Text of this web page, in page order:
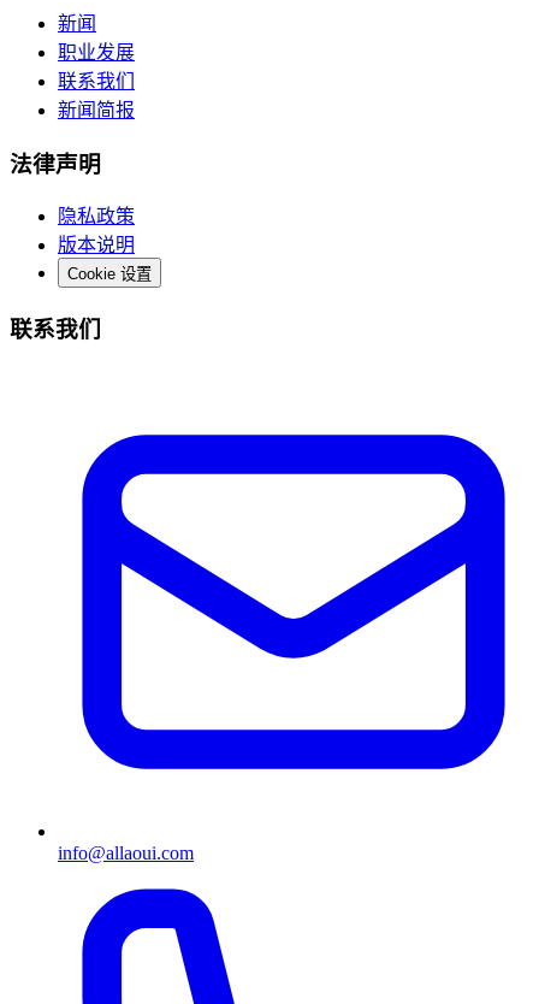
新闻
职业发展
联系我们
新闻简报
法律声明
隐私政策
版本说明
Cookie 设置
联系我们
info@allaoui.com